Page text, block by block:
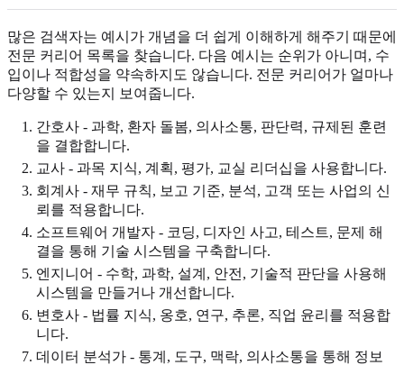
많은 검색자는 예시가 개념을 더 쉽게 이해하게 해주기 때문에
전문 커리어 목록을 찾습니다. 다음 예시는 순위가 아니며, 수
입이나 적합성을 약속하지도 않습니다. 전문 커리어가 얼마나
다양할 수 있는지 보여줍니다.
간호사 - 과학, 환자 돌봄, 의사소통, 판단력, 규제된 훈련
을 결합합니다.
교사 - 과목 지식, 계획, 평가, 교실 리더십을 사용합니다.
회계사 - 재무 규칙, 보고 기준, 분석, 고객 또는 사업의 신
뢰를 적용합니다.
소프트웨어 개발자 - 코딩, 디자인 사고, 테스트, 문제 해
결을 통해 기술 시스템을 구축합니다.
엔지니어 - 수학, 과학, 설계, 안전, 기술적 판단을 사용해
시스템을 만들거나 개선합니다.
변호사 - 법률 지식, 옹호, 연구, 추론, 직업 윤리를 적용합
니다.
데이터 분석가 - 통계, 도구, 맥락, 의사소통을 통해 정보